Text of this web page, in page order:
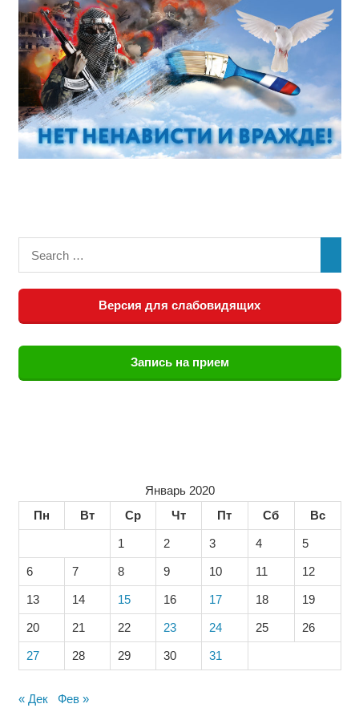
Версия для слабовидящих
Запись на прием
Январь 2020
Пн
Вт Ср Чт Пт Сб Вс
1 2 3 4 5
6 7 8 9 10 11 12
13 14 15 16 17 18 19
20 21 22 23 24 25 26
27 28 29 30 31
« Дек Фев »